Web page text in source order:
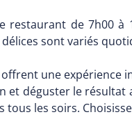
restaurant de 7h00
sont variés
une expérience
et déguster le
les soirs.